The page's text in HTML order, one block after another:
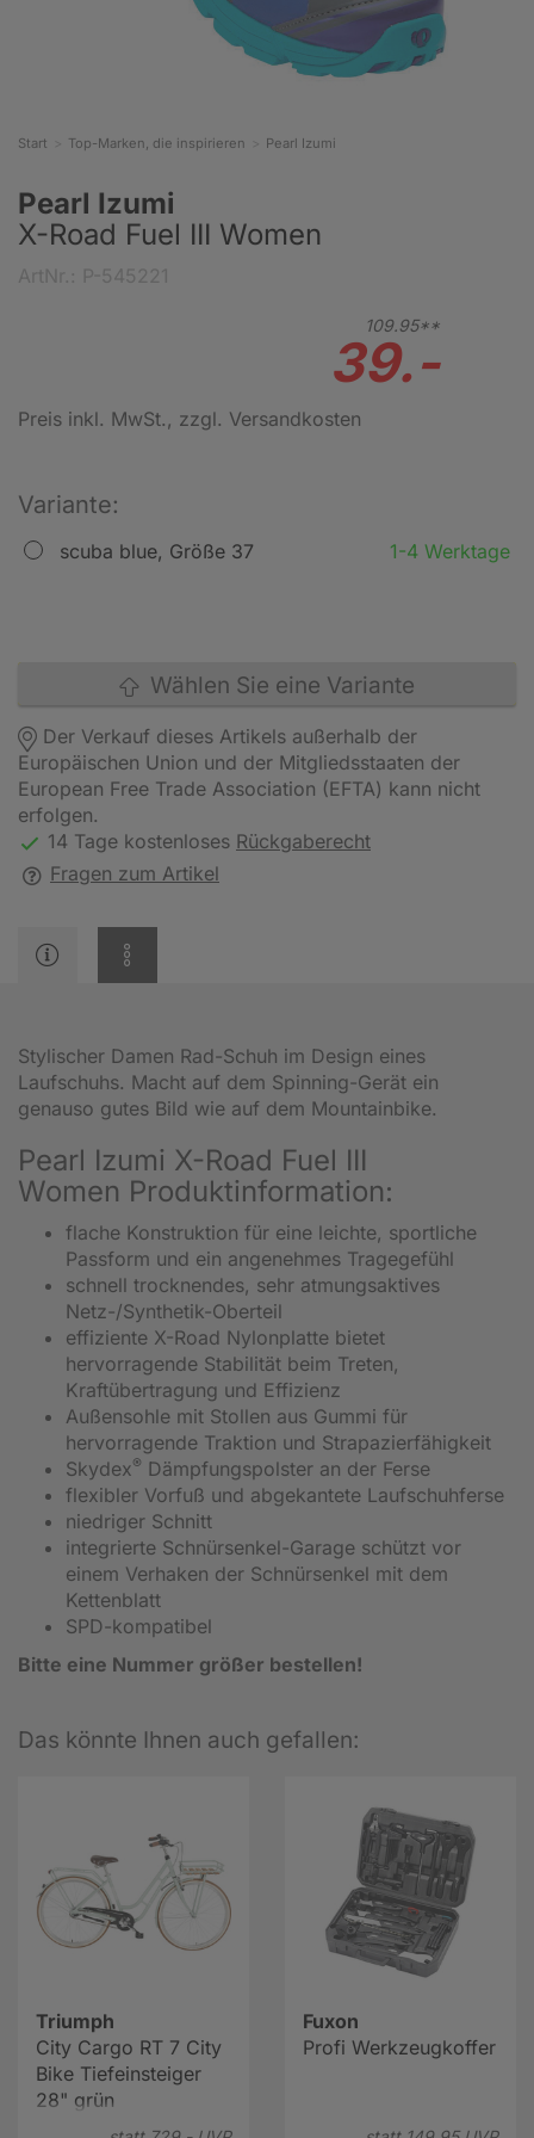
Start Top-Marken, die inspirieren Pearl Izumi
Pearl Izumi
X-Road Fuel III Women
109.95**
39.-
Preis inkl. MwSt., zzgl. Versandkosten
Variante:
scuba blue, Größe 37 1-4 Werktage
Wählen Sie eine Variante
Der Verkauf dieses Artikels außerhalb der
Europäischen Union und der Mitgliedsstaaten der
European Free Trade Association (EFTA) kann nicht
erfolgen.
14 Tage kostenloses Rückgaberecht
Fragen zum Artikel
Stylischer Damen Rad-Schuh im Design eines
Laufschuhs. Macht auf dem Spinning-Gerät ein
genauso gutes Bild wie auf dem Mountainbike.
Pearl Izumi X-Road Fuel III
Women Produktinformation:
flache Konstruktion für eine leichte, sportliche
Passform und ein angenehmes Tragegefühl
schnell trocknendes, sehr atmungsaktives
Netz-/Synthetik-Oberteil
effiziente X-Road Nylonplatte bietet
hervorragende Stabilität beim Treten,
Kraftübertragung und Effizienz
Außensohle mit Stollen aus Gummi für
hervorragende Traktion und Strapazierfähigkeit
Skydex® Dämpfungspolster an der Ferse
flexibler Vorfuß und abgekantete Laufschuhferse
niedriger Schnitt
integrierte Schnürsenkel-Garage schützt vor
einem Verhaken der Schnürsenkel mit dem
Kettenblatt
SPD-kompatibel
Bitte eine Nummer größer bestellen!
Das könnte Ihnen auch gefallen:
Triumph
City Cargo RT 7 City
Bike Tiefeinsteiger
28" grün
Fuxon
Profi Werkzeugkoffer